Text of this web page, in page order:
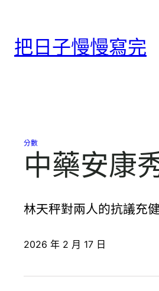
把日子慢慢寫完
分數
中藥安康
林天秤對兩人的抗議充
2026 年 2 月 17 日